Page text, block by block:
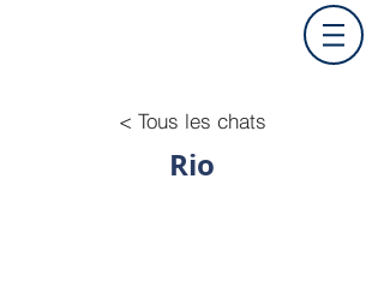
< Tous les chats
Rio